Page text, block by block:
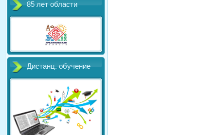
85 лет области
Дистанц. обучение